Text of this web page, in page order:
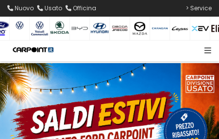
Nuovo Usato Officina > Service